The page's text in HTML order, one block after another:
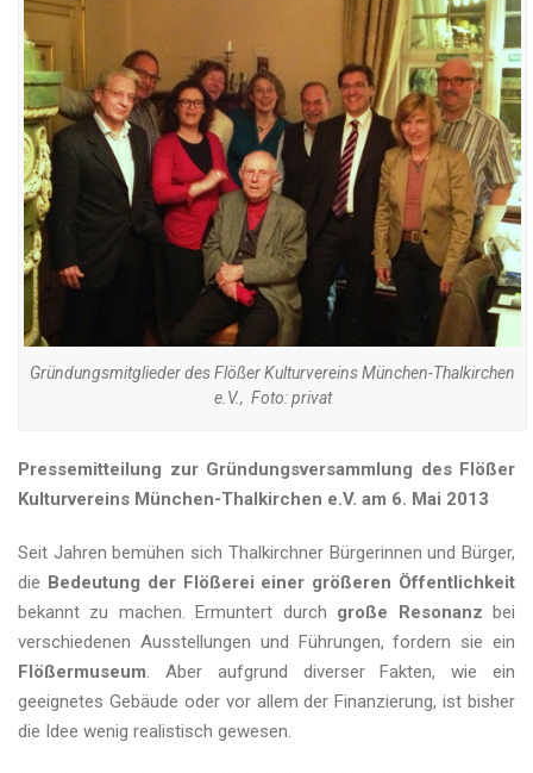
Mitgliedschaft
Partner
Kontakt
Gründungsmitglieder des Flößer Kulturvereins München-Thalkirchen
e.V., Foto: privat
Pressemitteilung zur Gründungsversammlung des Flößer
Kulturvereins München-Thalkirchen e.V. am 6. Mai 2013
Seit Jahren bemühen sich Thalkirchner Bürgerinnen und Bürger,
die Bedeutung der Flößerei einer größeren Öffentlichkeit
bekannt zu machen. Ermuntert durch große Resonanz bei
verschiedenen Ausstellungen und Führungen, fordern sie ein
Flößermuseum. Aber aufgrund diverser Fakten, wie ein
geeignetes Gebäude oder vor allem der Finanzierung, ist bisher
die Idee wenig realistisch gewesen.